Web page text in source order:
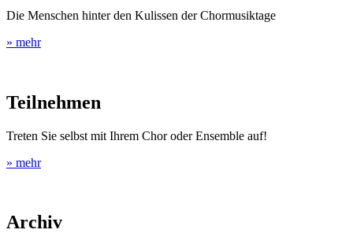
Die Menschen hinter den Kulissen der Chormusiktage
» mehr
Teilnehmen
Treten Sie selbst mit Ihrem Chor oder Ensemble auf!
» mehr
Archiv